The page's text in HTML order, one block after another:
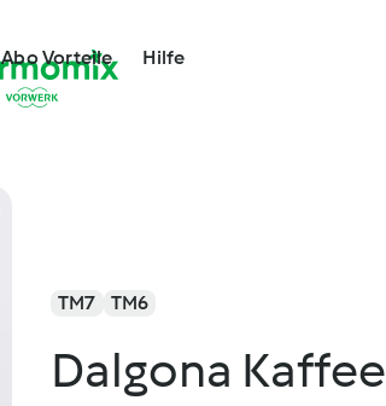
Abo Vorteile Hilfe
TM7 TM6
Dalgona Kaffee